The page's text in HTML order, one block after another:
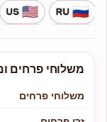
משלוחי פרחים
משלוחי פרחים